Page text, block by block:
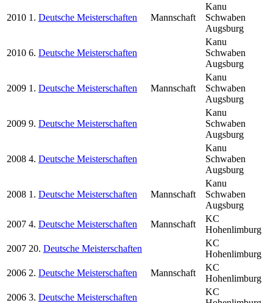
2010 1. Deutsche Meisterschaften Mannschaft
Kanu
Schwaben
Augsburg
2010 6. Deutsche Meisterschaften
Kanu
Schwaben
Augsburg
2009 1. Deutsche Meisterschaften Mannschaft
Kanu
Schwaben
Augsburg
2009 9. Deutsche Meisterschaften
Kanu
Schwaben
Augsburg
2008 4. Deutsche Meisterschaften
Kanu
Schwaben
Augsburg
2008 1. Deutsche Meisterschaften Mannschaft
Kanu
Schwaben
Augsburg
2007 4. Deutsche Meisterschaften Mannschaft
KC
Hohenlimburg
2007 20. Deutsche Meisterschaften
KC
Hohenlimburg
2006 2. Deutsche Meisterschaften Mannschaft
KC
Hohenlimburg
2006 3. Deutsche Meisterschaften
KC